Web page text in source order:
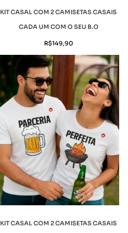
KIT CASAL COM 2 CAMISETAS CASAIS
CADA UM COM O SEU B.O
R$149,90
KIT CASAL COM 2 CAMISETAS CASAIS